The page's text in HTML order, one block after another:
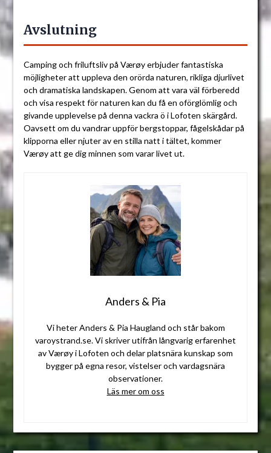
Avslutning
Camping och friluftsliv på Værøy erbjuder fantastiska
möjligheter att uppleva den orörda naturen, rikliga djurlivet
och dramatiska landskapen. Genom att vara väl förberedd
och visa respekt för naturen kan du få en oförglömlig och
givande upplevelse på denna vackra ö i Lofoten skärgård.
Oavsett om du vandrar uppför bergstoppar, fågelskådar på
klipporna eller njuter av en stilla natt i tältet, kommer
Værøy att ge dig minnen som varar livet ut.
Anders & Pia
Vi heter Anders & Pia Haugland och står bakom
varoystrand.se. Vi skriver utifrån långvarig erfarenhet
av Værøy i Lofoten och delar platsnära kunskap som
bygger på egna resor, vistelser och vardagsnära
observationer.
Läs mer om oss